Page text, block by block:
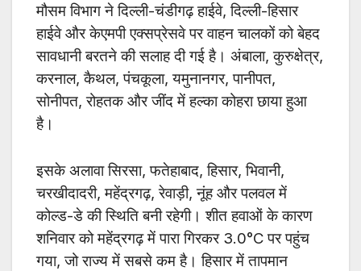
मौसम विभाग ने दिल्ली-चंडीगढ़ हाईवे, दिल्ली-हिसार
हाईवे और केएमपी एक्सप्रेसवे पर वाहन चालकों को बेहद
सावधानी बरतने की सलाह दी गई है। अंबाला, कुरुक्षेत्र,
करनाल, कैथल, पंचकूला, यमुनानगर, पानीपत,
सोनीपत, रोहतक और जींद में हल्का कोहरा छाया हुआ
है।
इसके अलावा सिरसा, फतेहाबाद, हिसार, भिवानी,
चरखीदादरी, महेंद्रगढ़, रेवाड़ी, नूंह और पलवल में
कोल्ड-डे की स्थिति बनी रहेगी। शीत हवाओं के कारण
शनिवार को महेंद्रगढ़ में पारा गिरकर 3.0°C पर पहुंच
गया, जो राज्य में सबसे कम है। हिसार में तापमान